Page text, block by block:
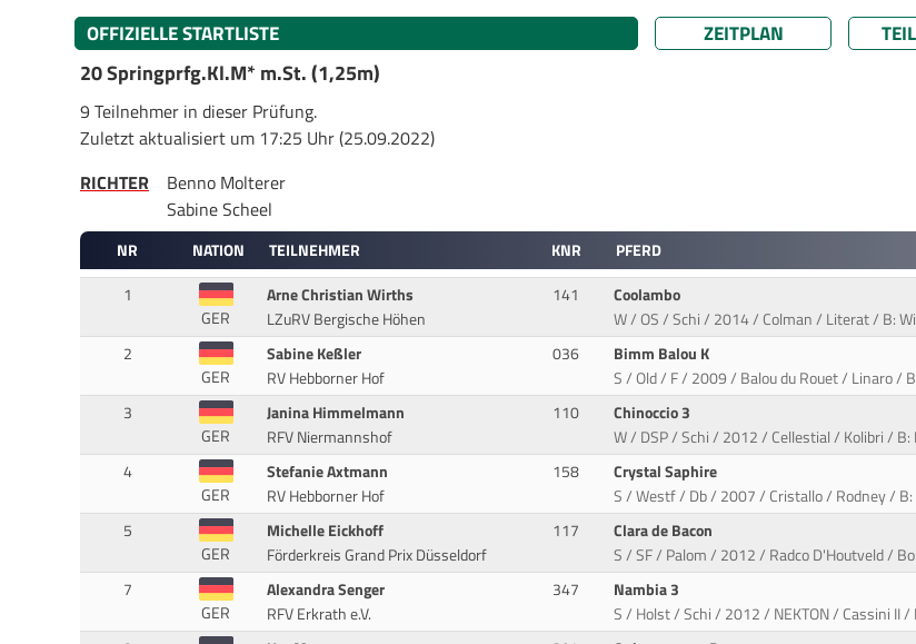
OFFIZIELLE STARTLISTE ZEITPLAN
20 Springprfg.Kl.M* m.St. (1,25m)
9 Teilnehmer in dieser Prüfung.
Zuletzt aktualisiert um 17:25 Uhr (25.09.2022)
RICHTER
Benno Molterer
Sabine Scheel
NR NATION TEILNEHMER KNR
PFERD
1
GER
Arne Christian Wirths
LZuRV Bergische Höhen
141
Coolambo
W / OS / Schi / 2014 / Colman / Literat / B:
2
GER
Sabine Keßler
RV Hebborner Hof
036
Bimm Balou K
S / Old / F / 2009 / Balou du Rouet / Linaro /
3
GER
Janina Himmelmann
RFV Niermannshof
110
Chinoccio 3
W / DSP / Schi / 2012 / Cellestial / Kolibri /
4
GER
Stefanie Axtmann
RV Hebborner Hof
158
Crystal Saphire
S / Westf / Db / 2007 / Cristallo / Rodney /
5
GER
Michelle Eickhoff
Förderkreis Grand Prix Düsseldorf
117
Clara de Bacon
S / SF / Palom / 2012 / Radco D'Houtveld /
7
GER
Alexandra Senger
RFV Erkrath e.V.
347
Nambia 3
S / Holst / Schi / 2012 / NEKTON / Cassini II /